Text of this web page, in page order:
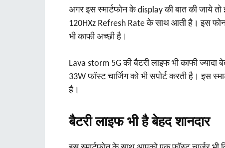
अगर इस स्‍मार्टफोन के display की बात की जाये
120HXz Refresh Rate के साथ आती है। इस
भी काफी अच्‍छी है।
Lava storm 5G की बैटरी लाइफ भी काफी ज्‍यादा
33W फॉस्‍ट चार्जिग को भी सपोर्ट करती है। इस
है।
बैटरी लाइफ भी है बेहद शानदार